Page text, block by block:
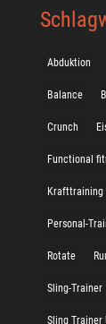
Abduktion
Balance
Crunch
Functional
Krafttraining
Personal-
Rotate
Sling-Trainer
Sling Trainer